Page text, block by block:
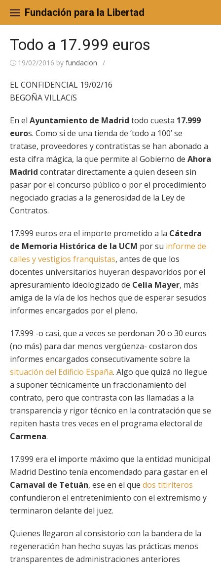
content
Fundación para la Libertad
Todo a 17.999 euros
19/02/2016 by fundacion /
EL CONFIDENCIAL 19/02/16
BEGOÑA VILLACíS
En el Ayuntamiento de Madrid todo cuesta 17.999
euros. Como si de una tienda de ‘todo a 100’ se
tratase, proveedores y contratistas se han abonado a
esta cifra mágica, la que permite al Gobierno de Ahora
Madrid contratar directamente a quien deseen sin
pasar por el concurso público o por el procedimiento
negociado gracias a la generosidad de la Ley de
Contratos.
17.999 euros era el importe prometido a la Cátedra
de Memoria Histórica de la UCM por su informe de
calles y vestigios franquistas, antes de que los
docentes universitarios huyeran despavoridos por el
apresuramiento ideologizado de Celia Mayer, más
amiga de la vía de los hechos que de esperar sesudos
informes encargados por el pleno.
17.999 -o casi, que a veces se perdonan 20 o 30 euros
(no más) para dar menos vergüenza- costaron dos
informes encargados consecutivamente sobre la
situación del Edificio España. Algo que quizá no llegue
a suponer técnicamente un fraccionamiento del
contrato, pero que contrasta con las llamadas a la
transparencia y rigor técnico en la contratación que se
repiten hasta tres veces en el programa electoral de
Carmena.
17.999 era el importe máximo que la entidad municipal
Madrid Destino tenía encomendado para gastar en el
Carnaval de Tetuán, ese en el que dos titiriteros
confundieron el entretenimiento con el extremismo y
terminaron delante del juez.
Quienes llegaron al consistorio con la bandera de la
regeneración han hecho suyas las prácticas menos
transparentes de administraciones anteriores